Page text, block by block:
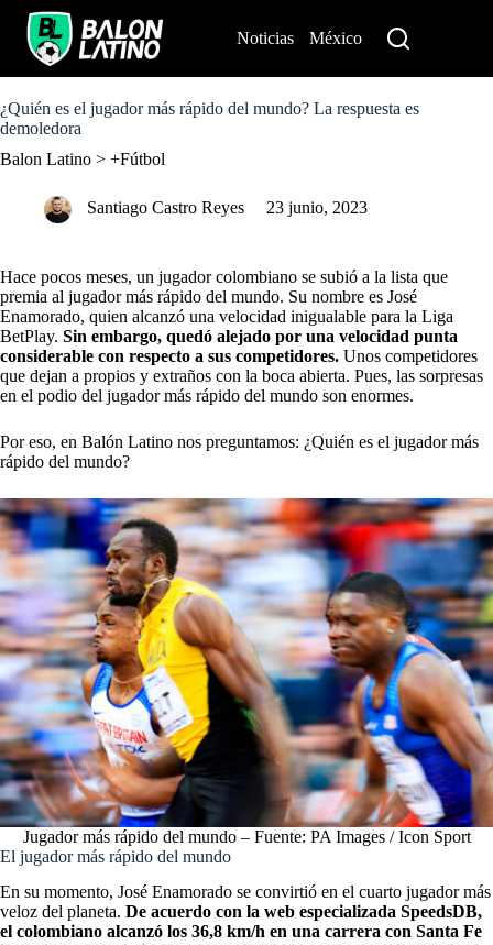
o
c
n
Noticias México
¿Quién es el jugador más rápido del mundo? La respuesta es
demoledora
Balon Latino > +Fútbol
Santiago Castro Reyes 23 junio, 2023
Hace pocos meses, un jugador colombiano se subió a la lista que
premia al jugador más rápido del mundo. Su nombre es José
Enamorado, quien alcanzó una velocidad inigualable para la Liga
BetPlay. Sin embargo, quedó alejado por una velocidad punta
considerable con respecto a sus competidores. Unos competidores
que dejan a propios y extraños con la boca abierta. Pues, las sorpresas
en el podio del jugador más rápido del mundo son enormes.
Por eso, en Balón Latino nos preguntamos: ¿Quién es el jugador más
rápido del mundo?
Jugador más rápido del mundo – Fuente: PA Images / Icon Sport
El jugador más rápido del mundo
En su momento, José Enamorado se convirtió en el cuarto jugador más
veloz del planeta. De acuerdo con la web especializada SpeedsDB,
el colombiano alcanzó los 36,8 km/h en una carrera con Santa Fe